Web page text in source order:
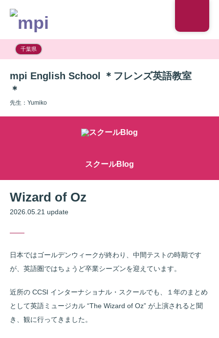
千葉県
mpi English School ＊フレンズ英語教室
＊
先生：Yumiko
スクールBlog
Wizard of Oz
2026.05.21
日本ではゴールデンウィークが終わり、中間テストの時期です
が、英語圏ではちょうど卒業シーズンを迎えています。
近所の CCSI インターナショナル・スクールでも、１年のまとめ
として英語ミュージカル “The Wizard of Oz” が上演されると聞
き、観に行ってきました。